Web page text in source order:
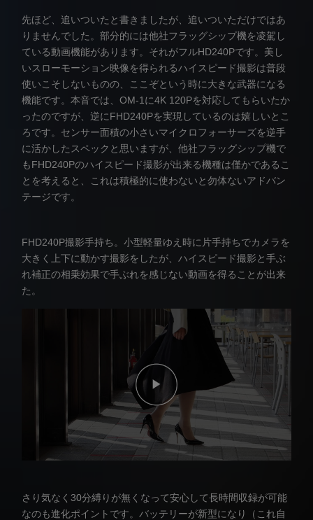
先ほど、追いついたと書きましたが、追いついただけではあ
りませんでした。部分的には他社フラッグシップ機を凌駕し
ている動画機能があります。それがフルHD240Pです。美し
いスローモーション映像を得られるハイスピード撮影は普段
使いこそしないものの、ここぞという時に大きな武器になる
機能です。本音では、OM-1に4K 120Pを対応してもらいたか
ったのですが、逆にFHD240Pを実現しているのは嬉しいとこ
ろです。センサー面積の小さいマイクロフォーサーズを逆手
に活かしたスペックと思いますが、他社フラッグシップ機で
もFHD240Pのハイスピード撮影が出来る機種は僅かであるこ
とを考えると、これは積極的に使わないと勿体ないアドバン
テージです。
FHD240P撮影手持ち。小型軽量ゆえ時に片手持ちでカメラを
大きく上下に動かす撮影をしたが、ハイスピード撮影と手ぶ
れ補正の相乗効果で手ぶれを感じない動画を得ることが出来
た。
さり気なく30分縛りが無くなって安心して長時間収録が可能
なのも進化ポイントです。バッテリーが新型になり（これ自